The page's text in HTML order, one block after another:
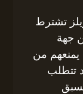
تشترط
جهة
يمنعهم من
تتطلب